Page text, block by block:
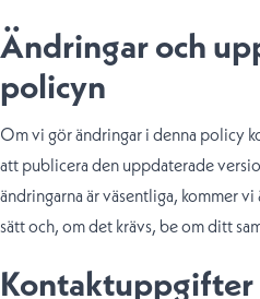
Ändringar och
policyn
Om vi gör ändringar i denna policy
att publicera den uppdaterade
ändringarna är väsentliga, kommer
sätt och, om det krävs, be om ditt
Kontaktuppgifter